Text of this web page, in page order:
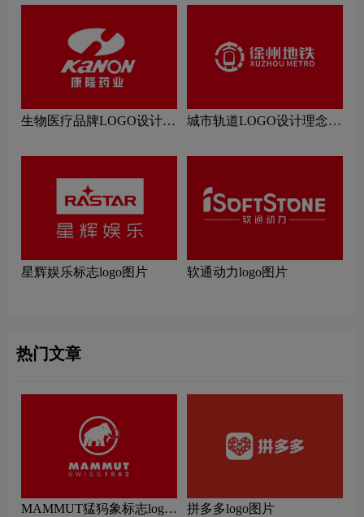
生物医疗品牌LOGO设计理
城市轨道LOGO设计理念解
星辉娱乐标志logo图片 软通动力logo图片
热门文章
MAMMUT猛犸象标志logo
拼多多logo图片